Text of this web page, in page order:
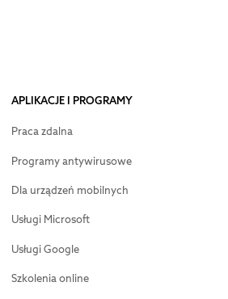
APLIKACJE I PROGRAMY
Praca zdalna
Programy antywirusowe
Dla urządzeń mobilnych
Usługi Microsoft
Usługi Google
Szkolenia online